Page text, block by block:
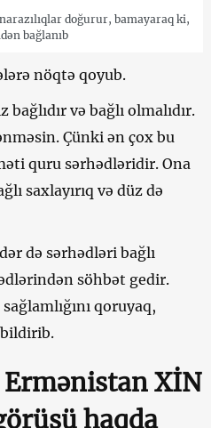
doğurur, bamayaraq ki,
bağlanıb
nöqtə qoyub.
və bağlı olmalıdır.
Çünki ən çox bu
quru sərhədləridir. Ona
saxlayırıq və düz də
də sərhədləri bağlı
söhbət gedir.
qoruyaq,
XİN
haqda